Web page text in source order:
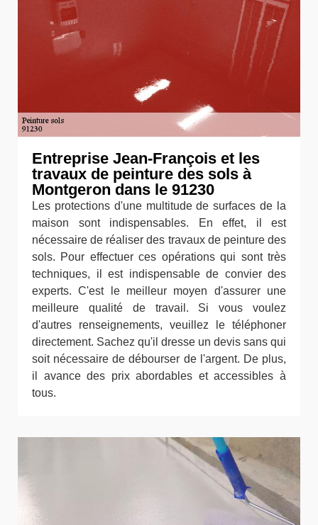
Entreprise Jean-François et les
travaux de peinture des sols à
Montgeron dans le 91230
Les protections d'une multitude de surfaces de la
maison sont indispensables. En effet, il est
nécessaire de réaliser des travaux de peinture des
sols. Pour effectuer ces opérations qui sont très
techniques, il est indispensable de convier des
experts. C'est le meilleur moyen d'assurer une
meilleure qualité de travail. Si vous voulez
d'autres renseignements, veuillez le téléphoner
directement. Sachez qu'il dresse un devis sans qui
soit nécessaire de débourser de l'argent. De plus,
il avance des prix abordables et accessibles à
tous.